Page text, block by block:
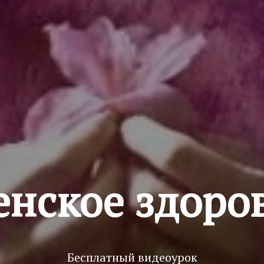
Бесплатный видеоурок